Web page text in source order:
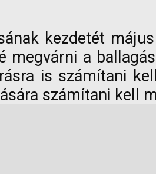
kezdetét
a
is számítani
számítani kell